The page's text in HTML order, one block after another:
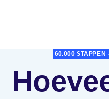
60.000 STAPPEN